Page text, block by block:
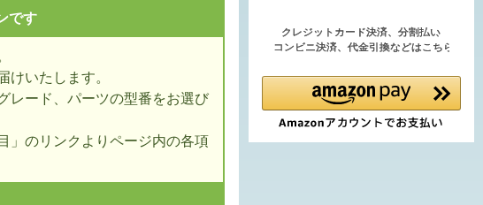
です
けいたします。
レード、パーツの型番をお選び
」のリンクよりページ内の各項